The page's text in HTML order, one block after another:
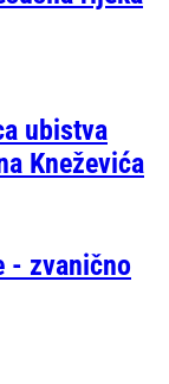
ubistva
Kneževića
- zvanično